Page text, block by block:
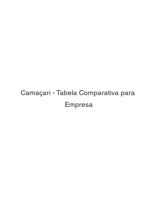
Camaçari - Tabela Comparativa para
Empresa